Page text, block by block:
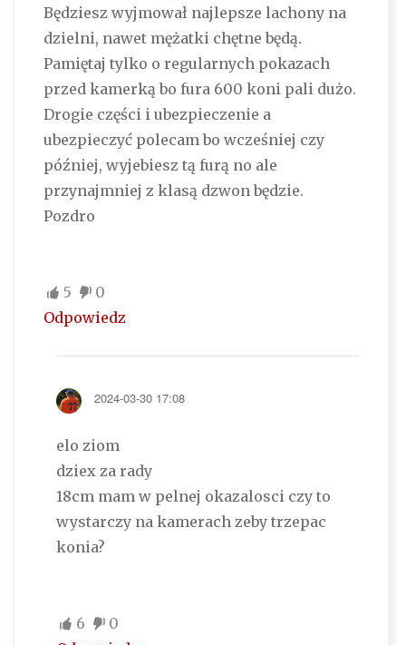
Będziesz wyjmował najlepsze lachony na
dzielni, nawet mężatki chętne będą.
Pamiętaj tylko o regularnych pokazach
przed kamerką bo fura 600 koni pali dużo.
Drogie części i ubezpieczenie a
ubezpieczyć polecam bo wcześniej czy
później, wyjebiesz tą furą no ale
przynajmniej z klasą dzwon będzie.
Pozdro
5
0
Odpowiedz
2024-03-30 17:08
elo ziom
dziex za rady
18cm mam w pelnej okazalosci czy to
wystarczy na kamerach zeby trzepac
konia?
6
0